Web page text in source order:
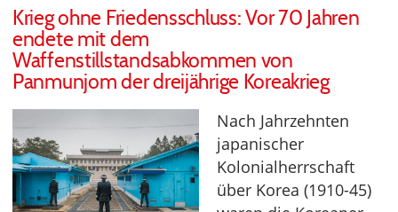
Krieg ohne Friedensschluss: Vor 70 Jahren
endete mit dem
Waffenstillstandsabkommen von
Panmunjom der dreijährige Koreakrieg
Nach Jahrzehnten
japanischer
Kolonialherrschaft
über Korea (1910-45)